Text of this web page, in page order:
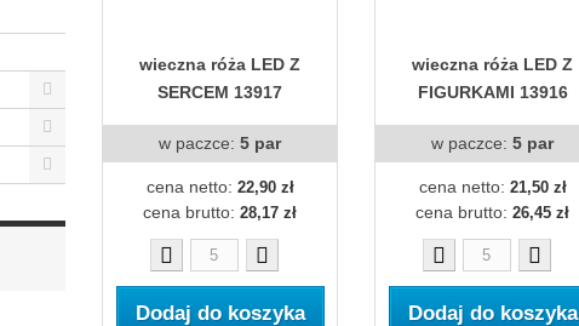
wieczna róża LED Z
SERCEM 13917
w paczce: 5 par
cena netto: 22,90 zł
cena brutto: 28,17 zł
Dodaj do koszyka
wieczna róża LED Z
FIGURKAMI 13916
w paczce: 5 par
cena netto: 21,50 zł
cena brutto: 26,45 zł
Dodaj do koszyka